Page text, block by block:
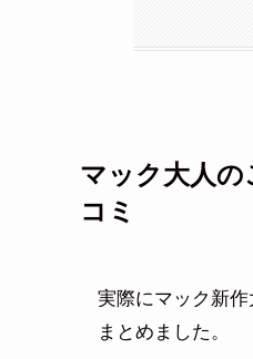
マック大人
コミ
実際にマック新
まとめました。